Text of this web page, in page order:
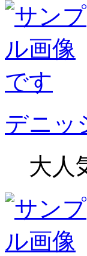
デニッ
大人